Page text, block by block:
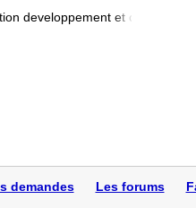
developpement et conclusion
demandes Les forums